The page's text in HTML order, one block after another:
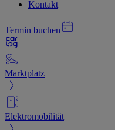
Kontakt
Termin buchen
Marktplatz
Elektromobilität